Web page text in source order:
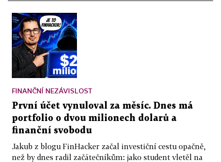
FINANČNÍ NEZÁVISLOST
První účet vynuloval za měsíc. Dnes má
portfolio o dvou milionech dolarů a
finanční svobodu
Jakub z blogu FinHacker začal investiční cestu opačně,
než by dnes radil začátečníkům: jako student vletěl na